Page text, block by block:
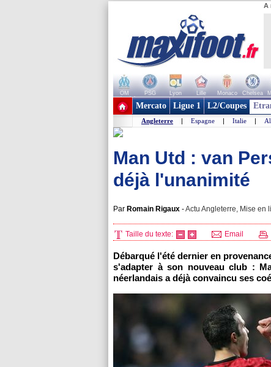
A
OM PSG Lyon Lille Monaco Chelsea
+ de clubs
Mercato Ligue 1 L2/Coupes
Angleterre | Espagne | Italie |
Man Utd : van
déjà l'unanimité
Par Romain Rigaux -Actu Angleterre, Mise en
Taille du texte: Email
Débarqué l'été dernier en
s'adapter à son nouveau club :
néerlandais a déjà convaincu ses